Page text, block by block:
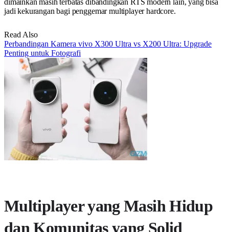
dimainkan masih terbatas dibandingkan RTS modern lain, yang bisa
jadi kekurangan bagi penggemar multiplayer hardcore.
Read Also
Perbandingan Kamera vivo X300 Ultra vs X200 Ultra: Upgrade
Penting untuk Fotografi
Multiplayer yang Masih Hidup
dan Komunitas yang Solid